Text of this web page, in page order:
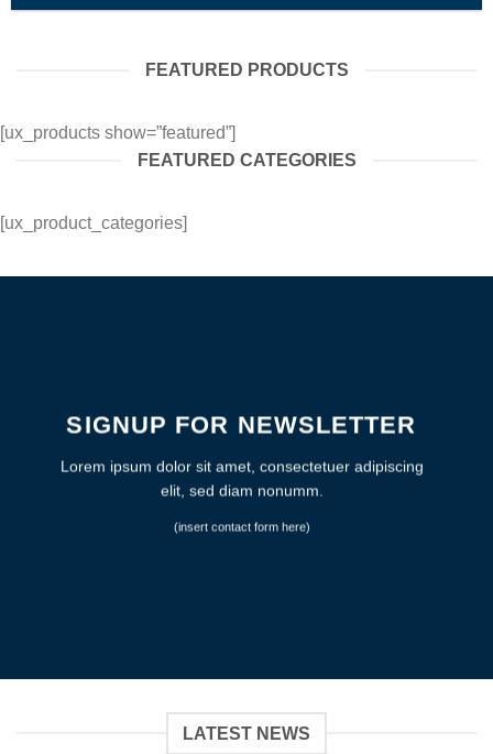
FEATURED PRODUCTS
[ux_products show=”featured”]
FEATURED CATEGORIES
[ux_product_categories]
SIGNUP FOR NEWSLETTER
Lorem ipsum dolor sit amet, consectetuer adipiscing
elit, sed diam nonumm.
(insert contact form here)
LATEST NEWS